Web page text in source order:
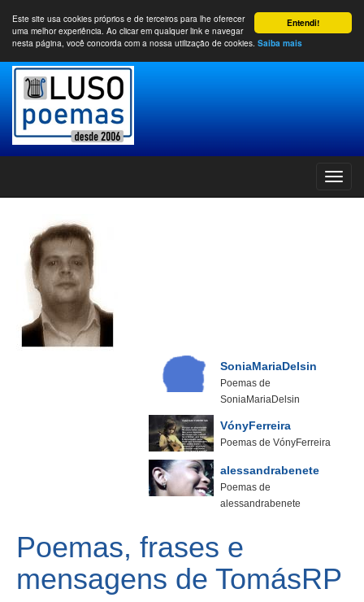
Entendi!
Este site usa cookies próprios e de terceiros para lhe oferecer
uma melhor experiência. Ao clicar em qualquer link e navegar
nesta página, você concorda com a nossa utilização de cookies. Saiba mais
SoniaMariaDelsin
Poemas de
SoniaMariaDelsin
VónyFerreira
Poemas de VónyFerreira
alessandrabenete
Poemas de
alessandrabenete
Poemas, frases e
mensagens de TomásRP